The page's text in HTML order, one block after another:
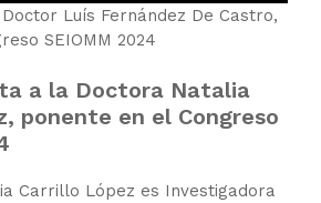
Luís Fernández De Castro,
SEIOMM 2024
a la Doctora Natalia
ponente en el Congreso
Carrillo López es Investigadora